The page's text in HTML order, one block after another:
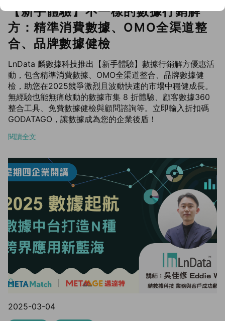
【新手體驗】不一樣的數據行銷解
方：精準消費數據、OMO全渠道整
合、品牌數據健檢
LnData 麟數據科技推出【新手體驗】數據行銷解方優惠活
動，包含精準消費數據、OMO全渠道整合、品牌數據健
檢，助您在2025競爭激烈且波動快速的市場中穩健成長。
無經驗也能無痛啟動的數據市集 8 折體驗、顧客數據360
整合工具、免費數據健檢與顧問諮詢等。立即輸入折扣碼
GODATAGO，讓數據成為您的企業後盾！
閱讀全文
2025-03-04